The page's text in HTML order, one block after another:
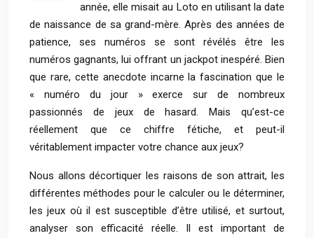
année, elle misait au Loto en utilisant la date
de naissance de sa grand-mère. Après des années de
patience, ses numéros se sont révélés être les
numéros gagnants, lui offrant un jackpot inespéré. Bien
que rare, cette anecdote incarne la fascination que le
« numéro du jour » exerce sur de nombreux
passionnés de jeux de hasard. Mais qu’est-ce
réellement que ce chiffre fétiche, et peut-il
véritablement impacter votre chance aux jeux?
Nous allons décortiquer les raisons de son attrait, les
différentes méthodes pour le calculer ou le déterminer,
les jeux où il est susceptible d’être utilisé, et surtout,
analyser son efficacité réelle. Il est important de